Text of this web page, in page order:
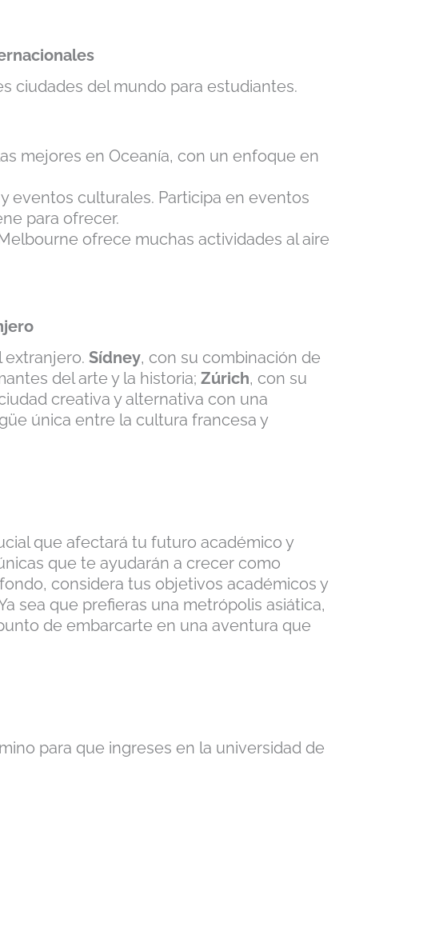
ciudades del mundo para estudiantes.
mejores en Oceanía, con un enfoque en
eventos culturales. Participa en eventos
para ofrecer.
ofrece muchas actividades al aire
extranjero.Sídney, con su combinación de
del arte y la historia;Zúrich, con su
creativa y alternativa con una
única entre la cultura francesa y
que afectará tu futuro académico y
que te ayudarán a crecer como
considera tus objetivos académicos y
sea que prefieras una metrópolis asiática,
de embarcarte en una aventura que
para que ingreses en la universidad de